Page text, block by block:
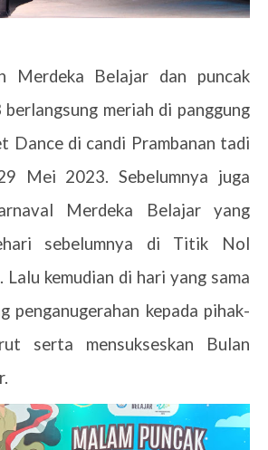
Merdeka Belajar dan puncak
meriah di panggung
Dance di candi Prambanan tadi
Mei 2023. Sebelumnya juga
Merdeka Belajar yang
sebelumnya di Titik Nol
kemudian di hari yang sama
penganugerahan kepada pihak-
serta mensukseskan Bulan